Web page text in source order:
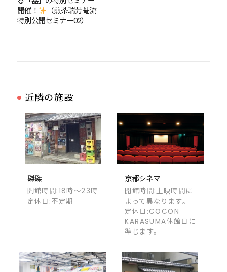
開催！
（煎茶瑞芳菴流
特別公開セミナー02）
近隣の施設
磔磔
開館時間:18時～23時
定休日:不定期
京都シネマ
開館時間:上映時間に
よって異なります。
定休日:COCON
KARASUMA休館日に
準じます。